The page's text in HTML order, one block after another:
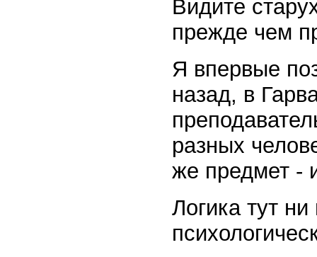
Видите
прежде чем
Я впервые
назад, в
разных
же предмет -
Логика тут